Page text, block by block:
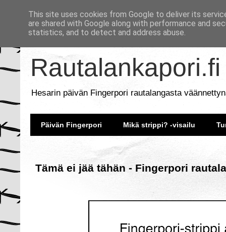
Rautalankapori.fi
Hesarin päivän Fingerpori rautalangasta
Päivän Fingerpori Mikä strippi? -visailu
Tämä ei jää tähän - Fingerpori
This site uses cookies from Google to deliver its
are shared with Google along with performance and
statistics, and to detect and address abuse.